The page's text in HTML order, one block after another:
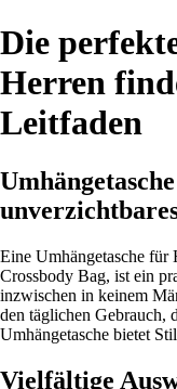
Die
Herren
Leitfaden
Eine Umhängetasche für
Crossbody Bag, ist ein
inzwischen in keinem
den täglichen Gebrauch,
Umhängetasche bietet
Vielfältige